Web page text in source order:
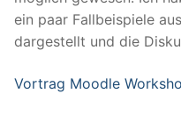
ein paar Fallbeispiele
dargestellt und die
Vortrag Moodle